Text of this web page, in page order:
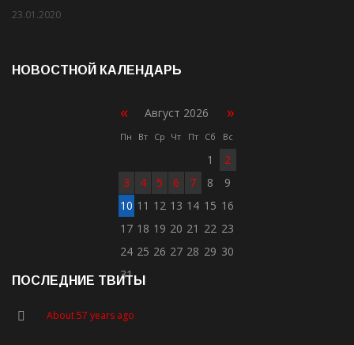
23.01.2020
НОВОСТНОЙ КАЛЕНДАРЬ
« Август 2026 »
Пн Вт Ср Чт Пт Сб Вс
1
2
3
4 5 6 7 8
9
10 11 12 13 14 15 16
17 18 19 20 21 22 23
24 25 26 27 28 29 30
31
ПОСЛЕДНИЕ ТВИТЫ
About 57 years ago